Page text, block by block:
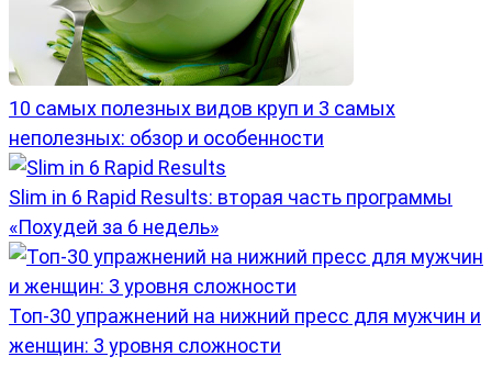
10 самых полезных видов круп и 3 самых
неполезных: обзор и особенности
Slim in 6 Rapid Results: вторая часть программы
«Похудей за 6 недель»
Топ-30 упражнений на нижний пресс для мужчин и
женщин: 3 уровня сложности